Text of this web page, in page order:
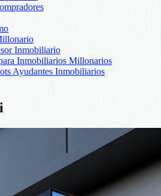
Inmobiliario
Inmobiliarios Millonarios
Ayudantes Inmobiliarios